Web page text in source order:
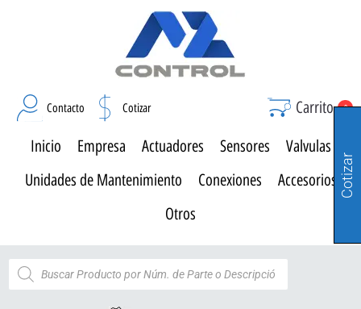
Contacto Cotizar Carrito 0
Inicio Empresa Actuadores Sensores
Valvulas
Unidades de Mantenimiento
Conexiones
Accesorios
Otros
Cotizar